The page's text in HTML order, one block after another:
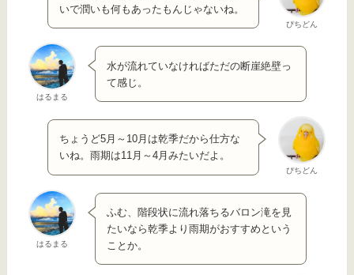
ぴちどん
いで潤いも何もあったもんじゃないね。
はるまる
水が流れていなければただの断崖絶壁っ
て感じ。
ぴちどん
ちょうど5月～10月は乾季だから仕方な
いね。雨期は11月～4月みたいだよ。
はるまる
ふむ、階段状に流れ落ちるバロン滝を見
たいなら乾季より雨期がおすすめという
ことか。